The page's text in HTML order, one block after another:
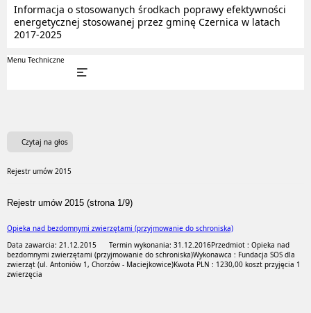
Informacja o stosowanych środkach poprawy efektywności
energetycznej stosowanej przez gminę Czernica w latach
2017-2025
Menu Techniczne
Czytaj na głos
Rejestr umów 2015
Rejestr umów 2015 (strona 1/9)
Opieka nad bezdomnymi zwierzętami (przyjmowanie do schroniska)
Data zawarcia: 21.12.2015 Termin wykonania: 31.12.2016Przedmiot : Opieka nad
bezdomnymi zwierzętami (przyjmowanie do schroniska)Wykonawca : Fundacja SOS dla
zwierząt (ul. Antoniów 1, Chorzów - Maciejkowice)Kwota PLN : 1230,00 koszt przyjęcia 1
zwierzęcia